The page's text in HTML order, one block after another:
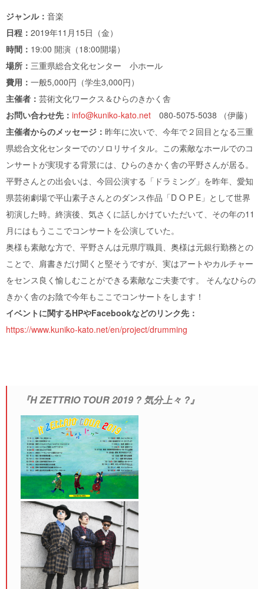
ジャンル： 音楽
日程： 2019年11月15日（金）
時間： 19:00 開演（18:00開場）
場所： 三重県総合文化センター 小ホール
費用： 一般5,000円（学生3,000円）
主催者： 芸術文化ワークス＆ひらのきかく舎
お問い合わせ先： info@kuniko-kato.net 080-5075-5038 （伊藤）
主催者からのメッセージ： 昨年に次いで、今年で２回目となる三重
県総合文化センターでのソロリサイタル。この素敵なホールでのコ
ンサートが実現する背景には、ひらのきかく舎の平野さんが居る。
平野さんとの出会いは、今回公演する「ドラミング」を昨年、愛知
県芸術劇場で平山素子さんとのダンス作品「D O P E」として世界
初演した時。終演後、気さくに話しかけていただいて、その年の11
月にはもうここでコンサートを公演していた。
奥様も素敵な方で、平野さんは元県庁職員、奥様は元銀行勤務との
ことで、肩書きだけ聞くと堅そうですが、実はアートやカルチャー
をセンス良く愉しむことができる素敵なご夫妻です。 そんなひらの
きかく舎のお陰で今年もここでコンサートをします！
イベントに関するHPやFacebookなどのリンク先：
https://www.kuniko-kato.net/en/project/drumming
『H ZETTRIO TOUR 2019 ? 気分上々 ?』